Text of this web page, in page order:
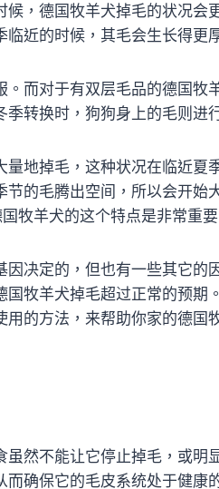
候，德国牧羊犬掉毛的状况会
近的时候，其毛会生长得更
。而对于有双层毛品的德国牧
转换时，狗狗身上的毛则进
地掉毛，这种状况在临近夏
节的毛腾出空间，所以会开始
牧羊犬的这个特点是非常重要
决定的，但也有一些其它的
国牧羊犬掉毛超过正常的预期
用的方法，来帮助你家的德国
虽然不能让它停止掉毛，或明
而确保它的毛皮系统处于健康